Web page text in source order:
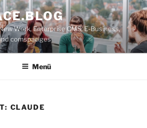
Work, Enterprise CMS, E-Business,
comspaciges
Menü
CLAUDE